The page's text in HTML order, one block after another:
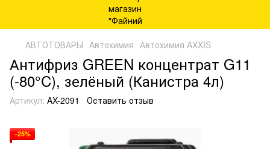
АВТОТОВАРЫ Автохимия Автохимия AXXIS
Антифриз GREEN концентрат G11
(-80°C), зелёный (Канистра 4л)
Артикул: AX-2091 Оставить отзыв
−25%